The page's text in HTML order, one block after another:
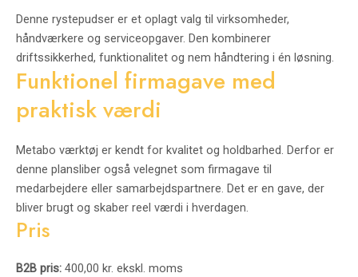
Denne rystepudser er et oplagt valg til virksomheder,
håndværkere og serviceopgaver. Den kombinerer
driftssikkerhed, funktionalitet og nem håndtering i én løsning.
Funktionel firmagave med
praktisk værdi
Metabo værktøj er kendt for kvalitet og holdbarhed. Derfor er
denne plansliber også velegnet som firmagave til
medarbejdere eller samarbejdspartnere. Det er en gave, der
bliver brugt og skaber reel værdi i hverdagen.
Pris
B2B pris: 400,00 kr. ekskl. moms